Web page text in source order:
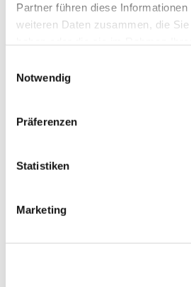
Partner führen diese
weiteren Daten zusammen, die
Notwendig
Präferenzen
Statistiken
Marketing